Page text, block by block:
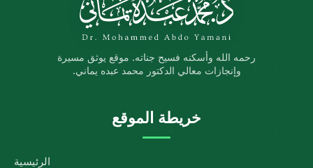
رحمه الله وأسكنه فسيح جناته. موقع يوثق مسيرة
وإنجازات معالي الدكتور محمد عبده يماني.
خريطة الموقع
الرئيسية